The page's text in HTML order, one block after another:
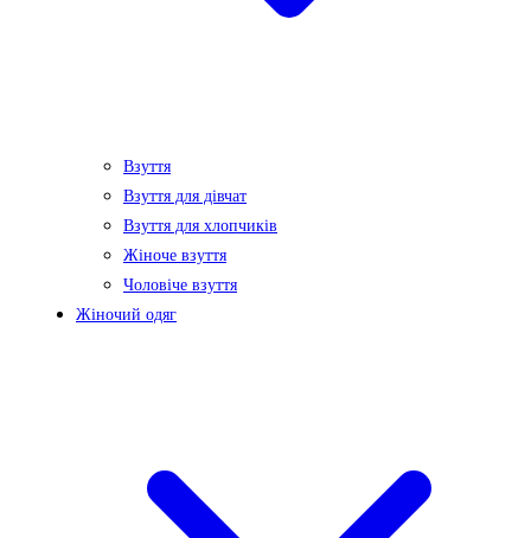
Взуття
Взуття для дівчат
Взуття для хлопчиків
Жіноче взуття
Чоловіче взуття
Жіночий одяг